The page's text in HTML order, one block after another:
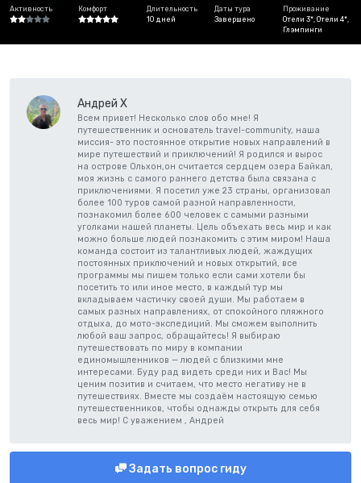
Активность Комфорт
Длительность
10 дней
Даты тура
Завершено
Проживание
Отели 3*, Отели 4*,
Глэмпинги
Андрей Х
Всем привет! Несколько слов обо мне! Я
путешественник и основатель travel-community, наша
миссия- это постоянное открытие новых направлений в
мире путешествий и приключений! Я родился и вырос
на острове Ольхон,он считается сердцем озера Байкал,
моя жизнь с самого раннего детства была связана с
приключениями. Я посетил уже 23 страны, организовал
более 100 туров самой разной направленности,
познакомил более 600 человек с самыми разными
уголками нашей планеты. Цель объехать весь мир и как
можно больше людей познакомить с этим миром! Наша
команда состоит из талантливых людей, жаждущих
постоянных приключений и новых открытий, все
программы мы пишем только если сами хотели бы
посетить то или иное место, в каждый тур мы
вкладываем частичку своей души. Мы работаем в
самых разных направлениях, от спокойного пляжного
отдыха, до мото-экспедиций. Мы сможем выполнить
любой ваш запрос, обращайтесь! Я выбираю
путешествовать по миру в компании
единомышленников — людей с близкими мне
интересами. Буду рад видеть среди них и Вас! Мы
ценим позитив и считаем, что место негативу не в
путешествиях. Вместе мы создаём настоящую семью
путешественников, чтобы однажды открыть для себя
весь мир! С уважением , Андрей
Задать вопрос гиду